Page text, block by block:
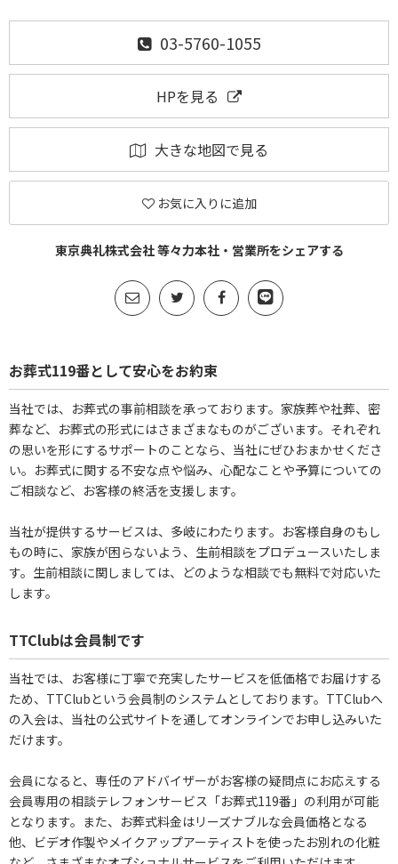
03-5760-1055
HPを見る
大きな地図で見る
お気に入りに追加
東京典礼株式会社 等々力本社・営業所をシェアする
お葬式119番として安心をお約束
当社では、お葬式の事前相談を承っております。家族葬や社葬、密
葬など、お葬式の形式にはさまざまなものがございます。それぞれ
の思いを形にするサポートのことなら、当社にぜひおまかせくださ
い。お葬式に関する不安な点や悩み、心配なことや予算についての
ご相談など、お客様の終活を支援します。
当社が提供するサービスは、多岐にわたります。お客様自身のもし
もの時に、家族が困らないよう、生前相談をプロデュースいたしま
す。生前相談に関しましては、どのような相談でも無料で対応いた
します。
TTClubは会員制です
当社では、お客様に丁寧で充実したサービスを低価格でお届けする
ため、TTClubという会員制のシステムとしております。TTClubへ
の入会は、当社の公式サイトを通してオンラインでお申し込みいた
だけます。
会員になると、専任のアドバイザーがお客様の疑問点にお応えする
会員専用の相談テレフォンサービス「お葬式119番」の利用が可能
となります。また、お葬式料金はリーズナブルな会員価格となる
他、ビデオ作製やメイクアップアーティストを使ったお別れの化粧